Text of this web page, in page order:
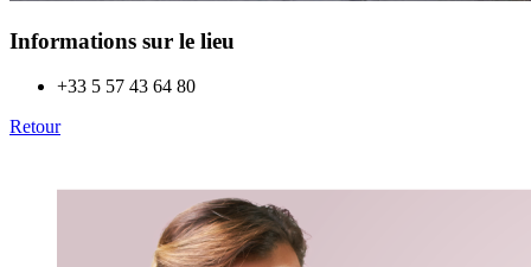
Informations sur le lieu
+33 5 57 43 64 80
Retour